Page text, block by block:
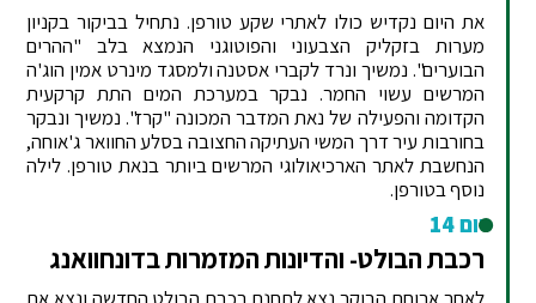
את היום נקדיש כולו לאתרי שקע טורפן. נתחיל בביקור בקניון
מערות בזקליק הצבעוני והפוטוגני הנמצא בלב "ההרים
הבוערים". נמשיך ונרד לקברי אסטנה ולמסגד מינרט אמין הוג'ה
המרשים עשוי החמר. נבקר במערכת המים התת קרקעית
הקדומה והפעילה של נאת המדבר המכונה "קרז". נמשיך ונבקר
בחורבות עיר דרך המשי העתיקה החצובה בסלע החוואר ג'אוחה,
הנחשבת לאתר הארכיאולוגי המרשים ביותר בנאת טורפן. לילה
נוסף בטורפן.
יום 14
רכבת הבולט- והדיונות המזמרות בדונחוואנג